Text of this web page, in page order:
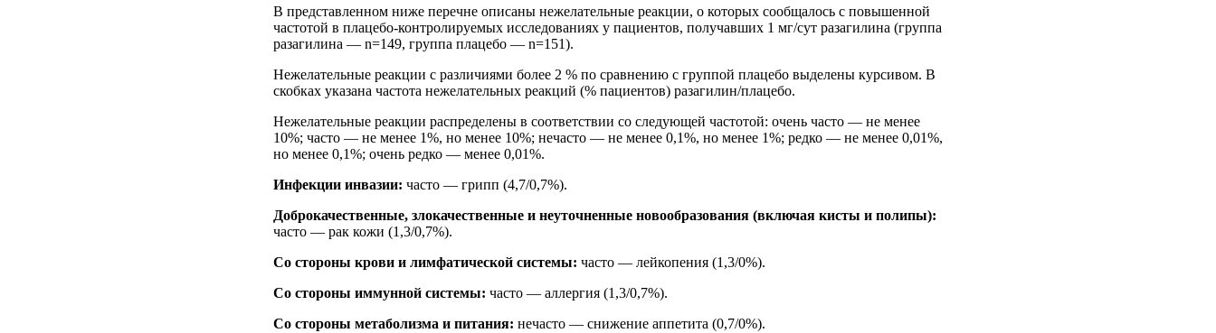
В представленном ниже перечне описаны нежелательные реакции, о которых сообщалось с повышенной
частотой в плацебо-контролируемых исследованиях у пациентов, получавших 1 мг/сут разагилина (группа
разагилина — n=149, группа плацебо — n=151).
Нежелательные реакции с различиями более 2 % по сравнению с группой плацебо выделены курсивом. В
скобках указана частота нежелательных реакций (% пациентов) разагилин/плацебо.
Нежелательные реакции распределены в соответствии со следующей частотой: очень часто — не менее
10%; часто — не менее 1%, но менее 10%; нечасто — не менее 0,1%, но менее 1%; редко — не менее 0,01%,
но менее 0,1%; очень редко — менее 0,01%.
Инфекции инвазии: часто — грипп (4,7/0,7%).
Доброкачественные, злокачественные и неуточненные новообразования (включая кисты и полипы):
часто — рак кожи (1,3/0,7%).
Со стороны крови и лимфатической системы: часто — лейкопения (1,3/0%).
Со стороны иммунной системы: часто — аллергия (1,3/0,7%).
Со стороны метаболизма и питания: нечасто — снижение аппетита (0,7/0%).